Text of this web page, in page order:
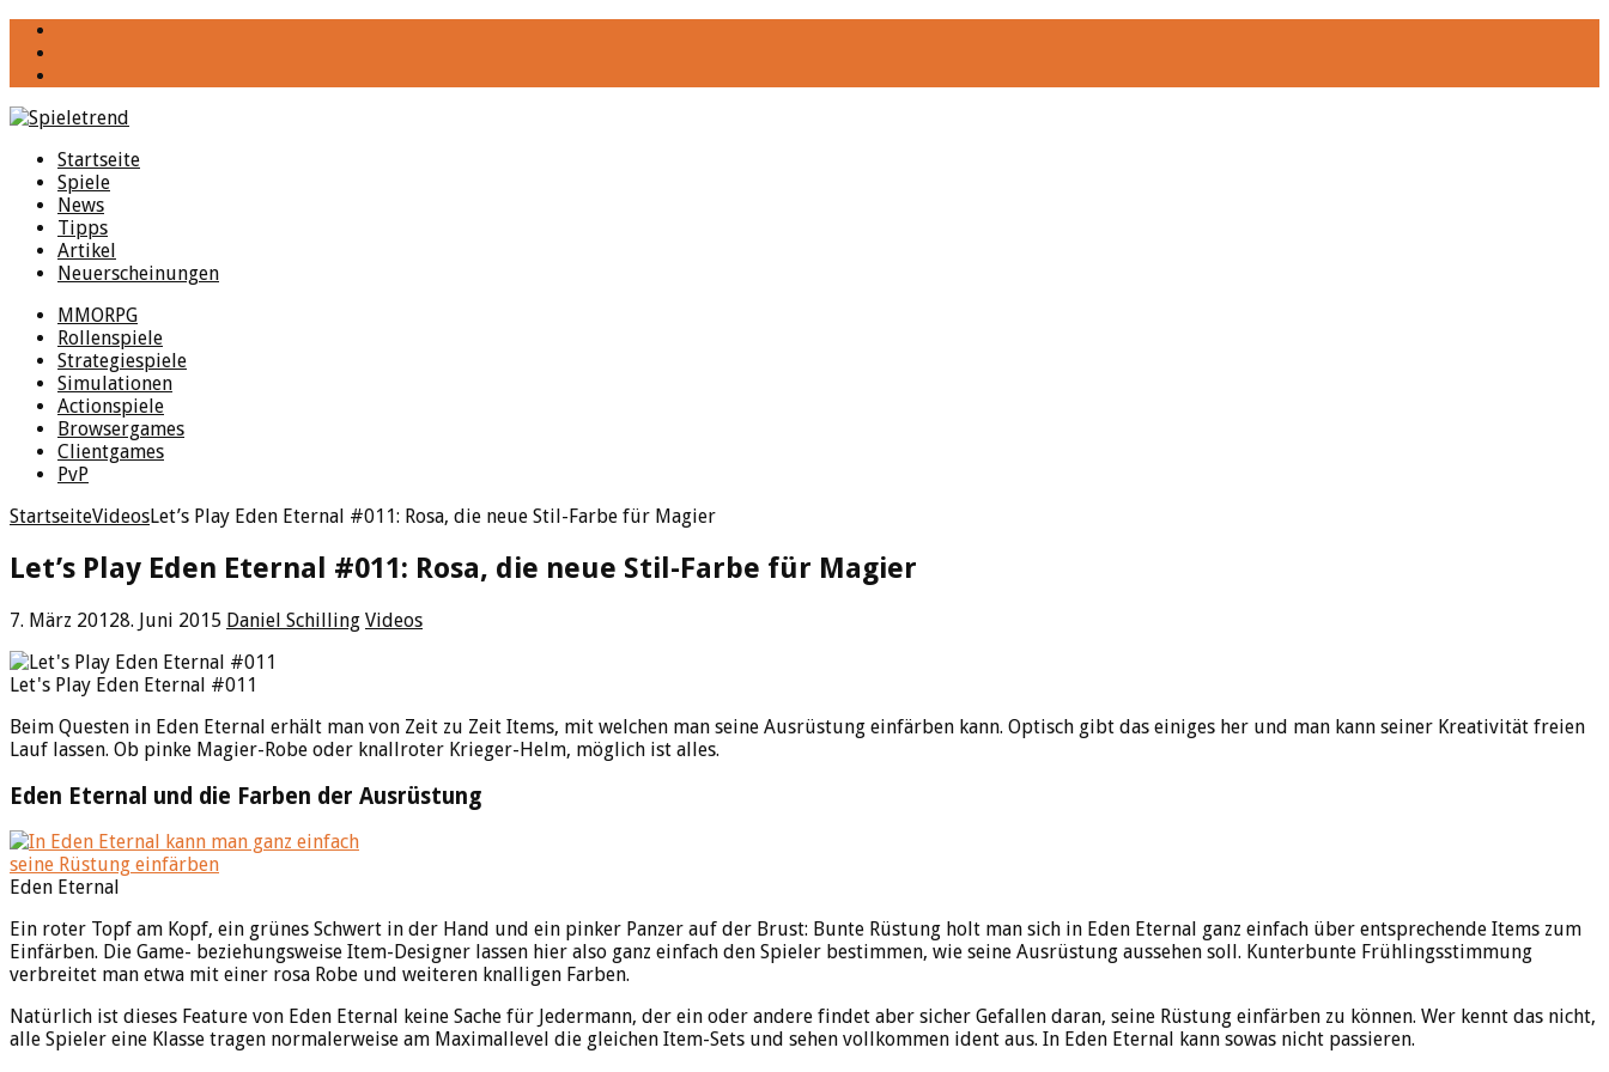
Startseite
Spiele
News
Tipps
Artikel
Neuerscheinungen
MMORPG
Rollenspiele
Strategiespiele
Simulationen
Actionspiele
Browsergames
Clientgames
PvP
StartseiteVideosLet’s Play Eden Eternal #011: Rosa, die neue Stil-Farbe für Magier
Let’s Play Eden Eternal #011: Rosa, die neue Stil-Farbe für Magier
7. März 20128. Juni 2015 Daniel Schilling Videos
Let's Play Eden Eternal #011
Beim Questen in Eden Eternal erhält man von Zeit zu Zeit Items, mit welchen man seine Ausrüstung einfärben kann. Optisch gibt das einiges her und man kann seiner Kreativität freien
Lauf lassen. Ob pinke Magier-Robe oder knallroter Krieger-Helm, möglich ist alles.
Eden Eternal und die Farben der Ausrüstung
Eden Eternal
Ein roter Topf am Kopf, ein grünes Schwert in der Hand und ein pinker Panzer auf der Brust: Bunte Rüstung holt man sich in Eden Eternal ganz einfach über entsprechende Items zum
Einfärben. Die Game- beziehungsweise Item-Designer lassen hier also ganz einfach den Spieler bestimmen, wie seine Ausrüstung aussehen soll. Kunterbunte Frühlingsstimmung
verbreitet man etwa mit einer rosa Robe und weiteren knalligen Farben.
Natürlich ist dieses Feature von Eden Eternal keine Sache für Jedermann, der ein oder andere findet aber sicher Gefallen daran, seine Rüstung einfärben zu können. Wer kennt das nicht,
alle Spieler eine Klasse tragen normalerweise am Maximallevel die gleichen Item-Sets und sehen vollkommen ident aus. In Eden Eternal kann sowas nicht passieren.